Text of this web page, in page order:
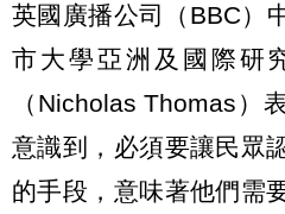
英國廣播公司（BBC）
市大學亞洲及國際研
（Nicholas Thomas）
意識到，必須要讓民眾
的手段，意味著他們需